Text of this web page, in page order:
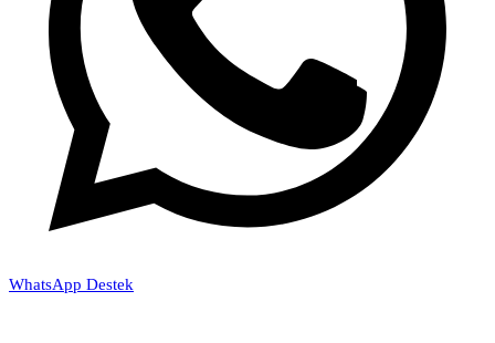
WhatsApp Destek